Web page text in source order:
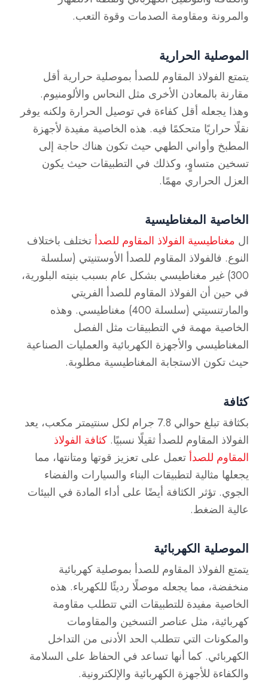
والمرونة ومقاومة الصدمات وقوة التعب.
الموصلية الحرارية
يتمتع الفولاذ المقاوم للصدأ بموصلية حرارية أقل
مقارنة بالمعادن الأخرى مثل النحاس والألومنيوم.
وهذا يجعله أقل كفاءة في توصيل الحرارة ولكنه يوفر
نقلًا حراريًا متحكمًا فيه. هذه الخاصية مفيدة لأجهزة
المطبخ وأواني الطهي حيث تكون هناك حاجة إلى
تسخين متساوٍ، وكذلك في التطبيقات حيث يكون
العزل الحراري مهمًا.
الخاصية المغناطيسية
ال مغناطيسية الفولاذ المقاوم للصدأ تختلف باختلاف
النوع. فالفولاذ المقاوم للصدأ الأوستنيتي (سلسلة
300) غير مغناطيسي بشكل عام بسبب بنيته البلورية،
في حين أن الفولاذ المقاوم للصدأ الفريتي
والمارتنسيتي (سلسلة 400) مغناطيسي. وهذه
الخاصية مهمة في التطبيقات مثل الفصل
المغناطيسي والأجهزة الكهربائية والعمليات الصناعية
حيث تكون الاستجابة المغناطيسية مطلوبة.
كثافة
بكثافة تبلغ حوالي 7.8 جرام لكل سنتيمتر مكعب، يعد
الفولاذ المقاوم للصدأ ثقيلًا نسبيًا.كثافة الفولاذ
المقاوم للصدأ تعمل على تعزيز قوتها ومتانتها، مما
يجعلها مثالية لتطبيقات البناء والسيارات والفضاء
الجوي. تؤثر الكثافة أيضًا على أداء المادة في البيئات
عالية الضغط.
الموصلية الكهربائية
يتمتع الفولاذ المقاوم للصدأ بموصلية كهربائية
منخفضة، مما يجعله موصلًا رديئًا للكهرباء. هذه
الخاصية مفيدة للتطبيقات التي تتطلب مقاومة
كهربائية، مثل عناصر التسخين والمقاومات
والمكونات التي تتطلب الحد الأدنى من التداخل
الكهربائي. كما أنها تساعد في الحفاظ على السلامة
والكفاءة للأجهزة الكهربائية والإلكترونية.